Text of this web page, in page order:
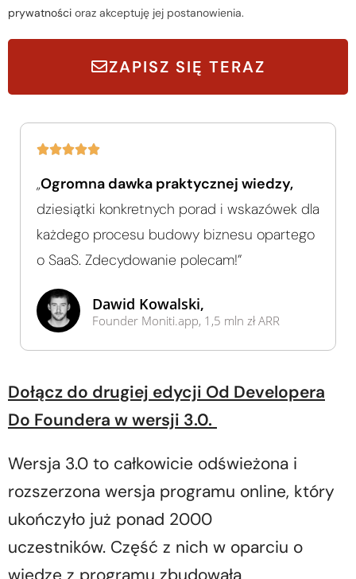
prywatności oraz akceptuję jej postanowienia.
ZAPISZ SIĘ TERAZ
„Ogromna dawka praktycznej wiedzy,
dziesiątki konkretnych porad i wskazówek dla
każdego procesu budowy biznesu opartego
o SaaS. Zdecydowanie polecam!”
Dawid Kowalski,
Founder Moniti.app, 1,5 mln zł ARR
Dołącz do drugiej edycji Od Developera
Do Foundera w wersji 3.0.
Wersja 3.0 to całkowicie odświeżona i
rozszerzona wersja programu online, który
ukończyło już ponad 2000
uczestników. Część z nich w oparciu o